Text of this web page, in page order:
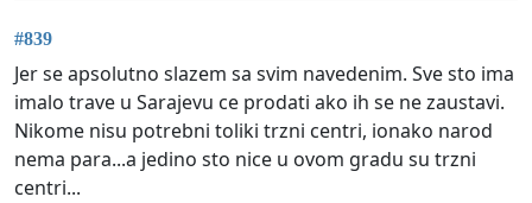
#839
Jer se apsolutno slazem sa svim navedenim. Sve sto ima
imalo trave u Sarajevu ce prodati ako ih se ne zaustavi.
Nikome nisu potrebni toliki trzni centri, ionako narod
nema para...a jedino sto nice u ovom gradu su trzni
centri...